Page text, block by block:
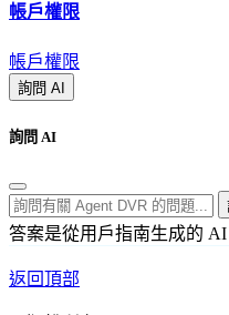
帳戶權限
帳戶權限
詢問 AI
詢問 AI
答案是從用戶指南生成的
返回頂部